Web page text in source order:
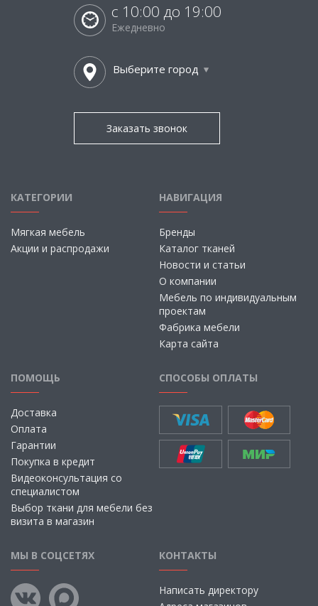
с 10:00 до 19:00
Ежедневно
Выберите город
Заказать звонок
КАТЕГОРИИ
Мягкая мебель
Акции и распродажи
НАВИГАЦИЯ
Бренды
Каталог тканей
Новости и статьи
О компании
Мебель по индивидуальным
проектам
Фабрика мебели
Карта сайта
ПОМОЩЬ
Доставка
Оплата
Гарантии
Покупка в кредит
Видеоконсультация со
специалистом
Выбор ткани для мебели без
визита в магазин
СПОСОБЫ ОПЛАТЫ
МЫ В СОЦСЕТЯХ КОНТАКТЫ
Написать директору